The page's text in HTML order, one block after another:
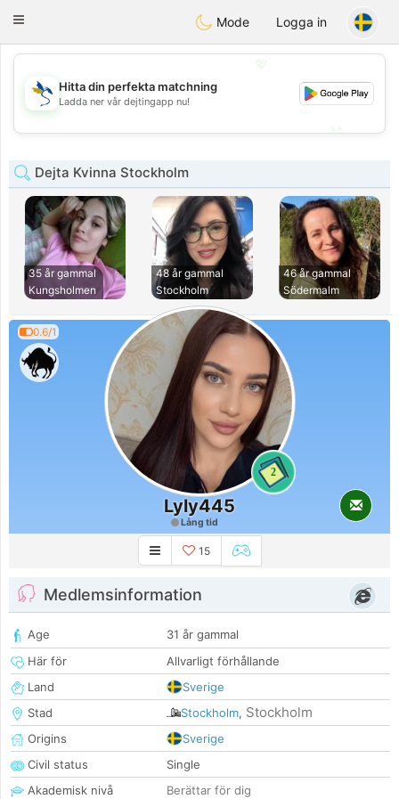
SvenskaDating
Toggle
Mode Logga in
💖
💕
Hitta din perfekta matchning
Ladda ner vår dejtingapp nu!
Dejta Kvinna Stockholm
35 år gammal
Kungsholmen
48 år gammal
Stockholm
46 år gammal
Södermalm
0.6/1
2
Lyly445
Lång tid
15
Medlemsinformation
Age
31 år gammal
Här för
Allvarligt förhållande
Land
Sverige
Stad
Stockholm, Stockholm
Origins
Sverige
Civil status
Single
Akademisk nivå
Berättar för dig